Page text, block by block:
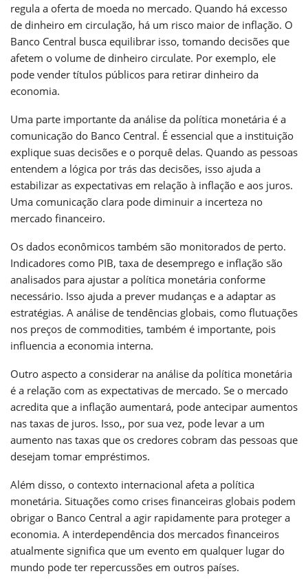
regula a oferta de moeda no mercado. Quando há excesso
de dinheiro em circulação, há um risco maior de inflação. O
Banco Central busca equilibrar isso, tomando decisões que
afetem o volume de dinheiro circulate. Por exemplo, ele
pode vender títulos públicos para retirar dinheiro da
economia.
Uma parte importante da análise da política monetária é a
comunicação do Banco Central. É essencial que a instituição
explique suas decisões e o porquê delas. Quando as pessoas
entendem a lógica por trás das decisões, isso ajuda a
estabilizar as expectativas em relação à inflação e aos juros.
Uma comunicação clara pode diminuir a incerteza no
mercado financeiro.
Os dados econômicos também são monitorados de perto.
Indicadores como PIB, taxa de desemprego e inflação são
analisados para ajustar a política monetária conforme
necessário. Isso ajuda a prever mudanças e a adaptar as
estratégias. A análise de tendências globais, como flutuações
nos preços de commodities, também é importante, pois
influencia a economia interna.
Outro aspecto a considerar na análise da política monetária
é a relação com as expectativas de mercado. Se o mercado
acredita que a inflação aumentará, pode antecipar aumentos
nas taxas de juros. Isso,, por sua vez, pode levar a um
aumento nas taxas que os credores cobram das pessoas que
desejam tomar empréstimos.
Além disso, o contexto internacional afeta a política
monetária. Situações como crises financeiras globais podem
obrigar o Banco Central a agir rapidamente para proteger a
economia. A interdependência dos mercados financeiros
atualmente significa que um evento em qualquer lugar do
mundo pode ter repercussões em outros países.